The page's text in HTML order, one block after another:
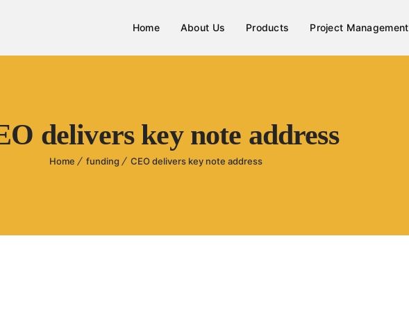
Home About Us Products Project Management
delivers key note address
Home funding CEO delivers key note address